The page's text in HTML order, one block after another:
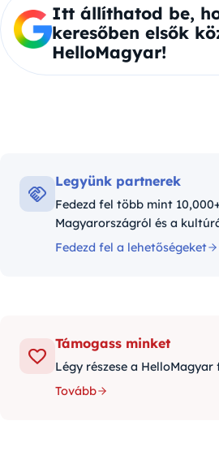
Itt állíthatod be,
keresőben elsők
HelloMagyar!
Legyünk partnerek
Fedezd fel több mint
Magyarországról és a
Fedezd fel a lehetőségeket
Támogass minket
Légy részese a HelloMagyar
Tovább